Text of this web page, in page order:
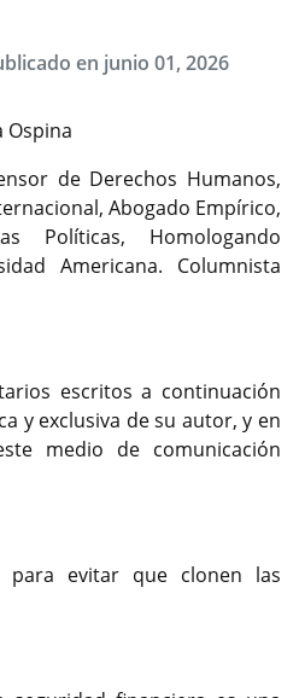
en junio 01, 2026
Ospina
de Derechos Humanos,
Abogado Empírico,
Políticas, Homologando
Americana. Columnista
escritos a continuación
y exclusiva de su autor, y en
medio de comunicación
evitar que clonen las